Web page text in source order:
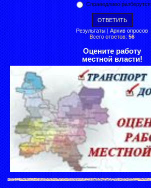
Справедливо разберутся
Результаты | Архив опросов
Всего ответов: 56
Оцените работу
местной власти!